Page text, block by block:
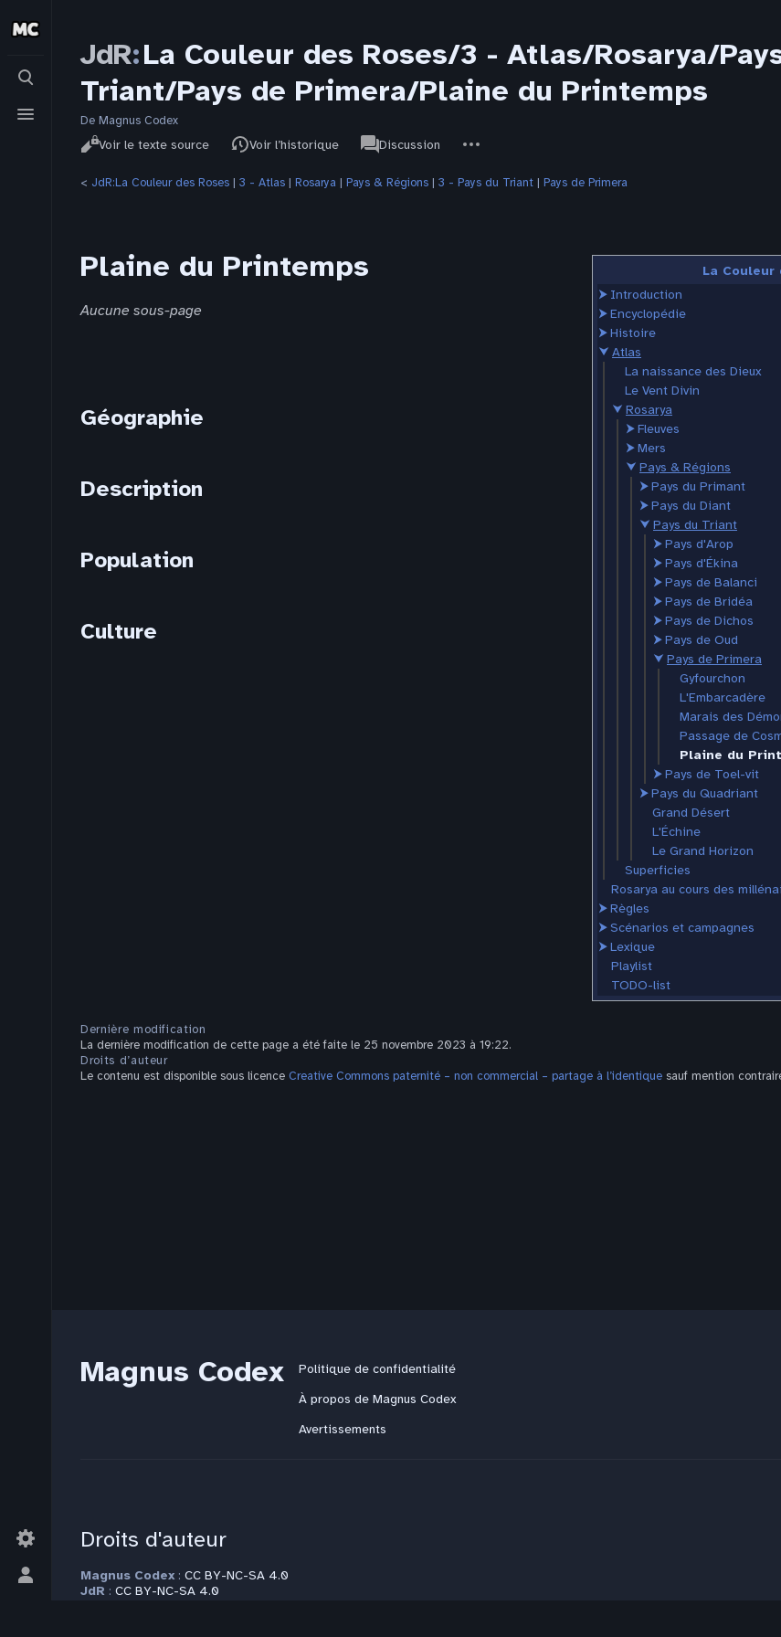
Basculer
recherche
Basculer
le
Basculer
JdR:La Couleur des Roses/3 - Atlas/Rosarya/
Triant/Pays de Primera/Plaine du Printemps
De Magnus Codex
Affichages
LireVoir le texte source Voir l’historique
associated-
pages
JdRDiscussion
actions
< JdR:La Couleur des Roses ‎ | 3 - Atlas ‎ | Rosarya ‎ | Pays & Régions ‎ | 3 - Pays du Triant ‎ | Pays de Primera
La Couleur
⮞ Introduction
⮞Encyclopédie
⮞Histoire
⮟ Atlas
La naissance des Dieux
Le Vent Divin
⮟ Rosarya
⮞Fleuves
⮞Mers
⮟ Pays & Régions
⮞Pays du Primant
⮞Pays du Diant
⮟ Pays du Triant
⮞Pays d'Arop
⮞Pays d'Ékina
⮞Pays de Balanci
⮞Pays de Bridéa
⮞Pays de Dichos
⮞Pays de Oud
⮟ Pays de Primera
Gyfourchon
L'Embarcadère
Marais des
Passage de
Plaine du
⮞Pays de Toel-vit
⮞Pays du Quadriant
Grand Désert
L'Échine
Le Grand Horizon
Superficies
Rosarya au cours des
⮞Règles
⮞Scénarios et campagnes
⮞Lexique
Playlist
TODO-list
Plaine du Printemps
Aucune sous-page
Géographie
Description
Population
Culture
Dernière modification
La dernière modification de cette page a été faite le 25 novembre 2023 à 19:22.
Droits d’auteur
Le contenu est disponible sous licence Creative Commons paternité – non commercial – partage à l’identique sauf mention
Magnus Codex
Politique de confidentialité
À propos de Magnus Codex
Avertissements
Droits d'auteur
Magnus Codex : CC BY-NC-SA 4.0
JdR : CC BY-NC-SA 4.0